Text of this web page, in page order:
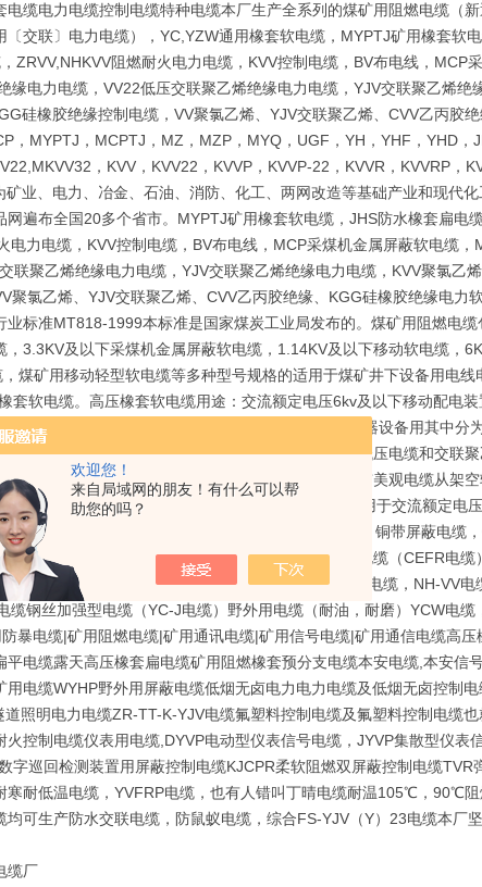
欢迎您！
来自局域网的朋友！有什么可以帮
助您的吗？
电缆电力电缆控制电缆特种电缆本厂生产全系列的煤矿用阻燃电缆（
〔交联〕电力电缆），YC,YZW通用橡套软电缆，MYPTJ矿用橡套软
ZRVV,NHKVV阻燃耐火电力电缆，KVV控制电缆，BV布电线，MCP
缘电力电缆，VV22低压交联聚乙烯绝缘电力电缆，YJV交联聚乙烯绝
硅橡胶绝缘控制电缆，VV聚氯乙烯、YJV交联聚乙烯、CVV乙丙胶
，MYPTJ，MCPTJ，MZ，MZP，MYQ，UGF，YH，YHF，YHD，
，KVV，KVV22，KVVP，KVVP-22，KVVR，KVVRP，
矿业、电力、冶金、石油、消防、化工、两网改造等基础产业和现代
网遍布全国20多个省市。MYPTJ矿用橡套软电缆，JHS防水橡套扁电
电力电缆，KVV控制电缆，BV布电线，MCP采煤机金属屏蔽软电缆
联聚乙烯绝缘电力电缆，YJV交联聚乙烯绝缘电力电缆，KVV聚氯乙
聚氯乙烯、YJV交联聚乙烯、CVV乙丙胶绝缘、KGG硅橡胶绝缘电力
业标准MT818-1999本标准是国家煤炭工业局发布的。煤矿用阻燃电
，3.3KV及以下采煤机金属屏蔽软电缆，1.14KV及以下移动软电缆，
煤矿用移动轻型软电缆等多种型号规格的适用于煤矿井下设备用电
套软电缆。高压橡套软电缆用途：交流额定电压6kv及以下移动配电
电压750V及以下家用电器、电动工具和各种移动式电器设备用其中分
也就是PVC电缆适用于低压变压器下方连接设备用的低压电缆和交联
力网络铺设用的连接介质，西部开发等电力缺乏和城市美观电缆从架
聚氯乙烯绝缘和护套控制电缆执行标准GB9330-86适用于交流额定电
护套的电缆工作温度为70摄氏度它分为铜丝屏蔽电缆，铜带屏蔽电缆
种需要的电线电缆产品非国标电缆（布标电缆）船用电缆（CEFR电
）耐火电缆（耐火控制电缆，耐火电力电缆，NH-KVV电缆，NH-VV
缆钢丝加强型电缆（YC-J电缆）野外用电缆（耐油，耐磨）YCW电
暴电缆|矿用阻燃电缆|矿用通讯电缆|矿用信号电缆|矿用通信电缆高
平电缆露天高压橡套扁电缆矿用阻燃橡套预分支电缆本安电缆,本安信
用电缆WYHP野外用屏蔽电缆低烟无卤电力电力电缆及低烟无卤控制
道照明电力电缆ZR-TT-K-YJV电缆氟塑料控制电缆及氟塑料控制电缆
火控制电缆仪表用电缆,DYVP电动型仪表信号电缆，JYVP集散型仪表
字巡回检测装置用屏蔽控制电缆KJCPR柔软阻燃双屏蔽控制电缆
寒耐低温电缆，YVFRP电缆，也有人错叫丁晴电缆耐温105℃，90℃
均可生产防水交联电缆，防鼠蚁电缆，综合FS-YJV（Y）23电缆本厂
缆厂